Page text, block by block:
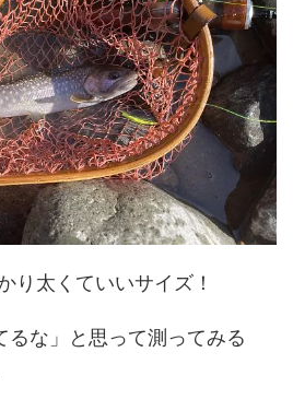
り太くていいサイズ！
るな」と思って測ってみる